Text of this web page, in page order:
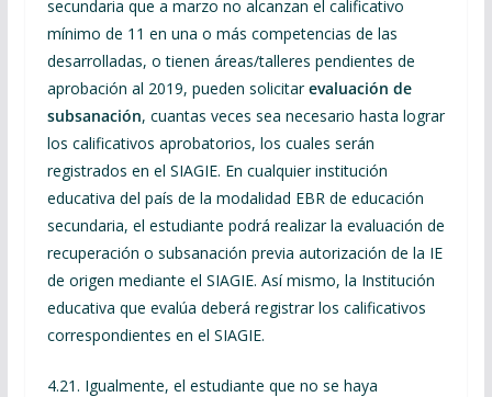
secundaria que a marzo no alcanzan el calificativo
mínimo de 11 en una o más competencias de las
desarrolladas, o tienen áreas/talleres pendientes de
aprobación al 2019, pueden solicitarevaluación de
subsanación, cuantas veces sea necesario hasta lograr
los calificativos aprobatorios, los cuales serán
registrados en el SIAGIE. En cualquier institución
educativa del país de la modalidad EBR de educación
secundaria, el estudiante podrá realizar la evaluación de
recuperación o subsanación previa autorización de la IE
de origen mediante el SIAGIE. Así mismo, la Institución
educativa que evalúa deberá registrar los calificativos
correspondientes en el SIAGIE.
4.21. Igualmente, el estudiante que no se haya